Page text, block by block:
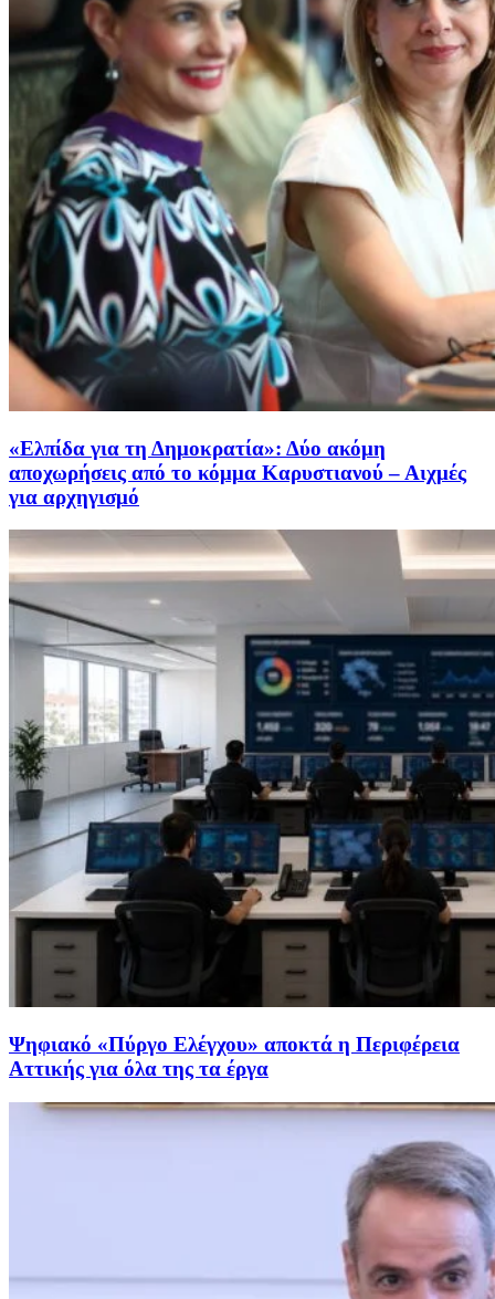
«Ελπίδα για τη Δημοκρατία»: Δύο ακόμη
αποχωρήσεις από το κόμμα Καρυστιανού – Αιχμές
για αρχηγισμό
Ψηφιακό «Πύργο Ελέγχου» αποκτά η Περιφέρεια
Αττικής για όλα της τα έργα